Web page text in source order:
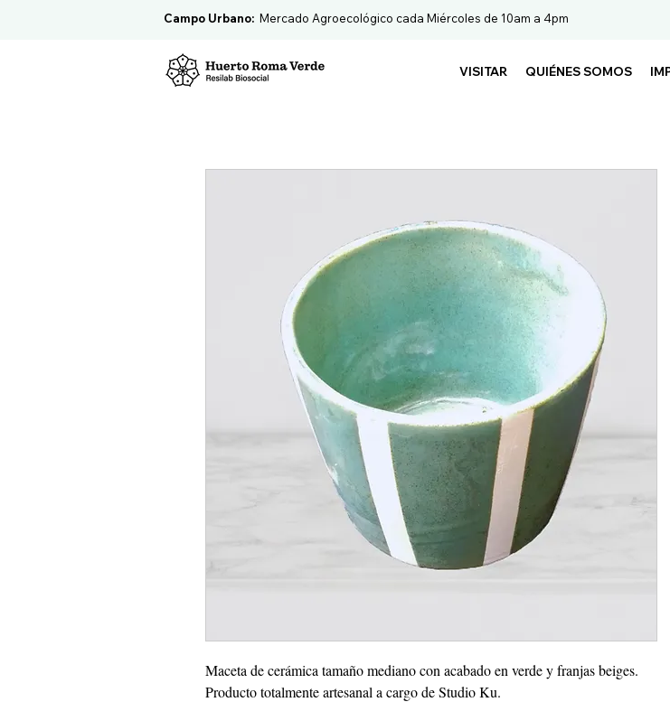
Campo Urbano: Mercado Agroecológico cada Miércoles de 10am a 4pm
VISITAR QUIÉNES SOMOS
Maceta de cerámica tamaño mediano con acabado en verde y franjas beiges.
Producto totalmente artesanal a cargo de Studio Ku.